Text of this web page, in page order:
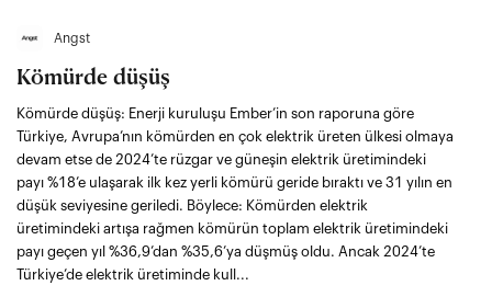
Angst
Kömürde düşüş
Kömürde düşüş: Enerji kuruluşu Ember’in son raporuna göre
Türkiye, Avrupa’nın kömürden en çok elektrik üreten ülkesi olmaya
devam etse de 2024’te rüzgar ve güneşin elektrik üretimindeki
payı %18’e ulaşarak ilk kez yerli kömürü geride bıraktı ve 31 yılın en
düşük seviyesine geriledi. Böylece: Kömürden elektrik
üretimindeki artışa rağmen kömürün toplam elektrik üretimindeki
payı geçen yıl %36,9’dan %35,6’ya düşmüş oldu. Ancak 2024’te
Türkiye’de elektrik üretiminde kull...